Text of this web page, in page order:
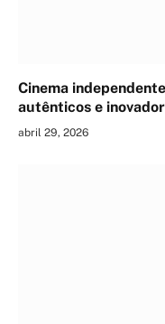
Cinema
autênticos e
abril 29, 2026